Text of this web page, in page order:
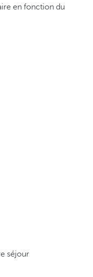
en fonction du
séjour